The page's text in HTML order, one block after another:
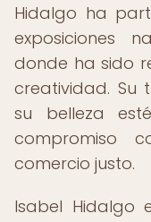
Hidalgo ha
exposiciones
donde ha sido
creatividad. Su
su belleza
compromiso
comercio justo.
Isabel Hidalgo